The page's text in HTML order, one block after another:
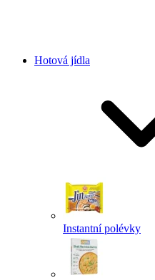
Hotová jídla
Instantní polévky